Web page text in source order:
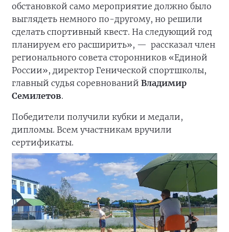
обстановкой само мероприятие должно было
выглядеть немного по-другому, но решили
сделать спортивный квест. На следующий год
планируем его расширить», — рассказал член
регионального совета сторонников «Единой
России», директор Генической спортшколы,
главный судья соревнований Владимир
Семилетов.
Победители получили кубки и медали,
дипломы. Всем участникам вручили
сертификаты.